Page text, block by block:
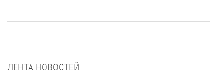
ЛЕНТА НОВОСТЕЙ